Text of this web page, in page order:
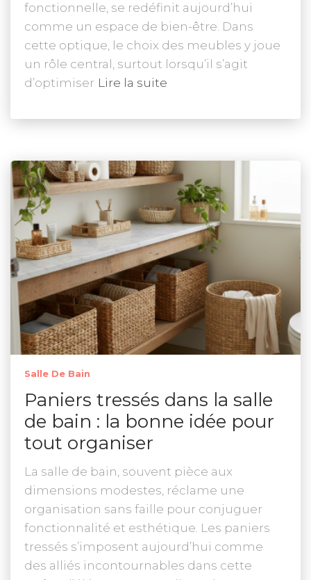
fonctionnelle, se redéfinit aujourd’hui
comme un espace de bien-être. Dans
cette optique, le choix des meubles y joue
un rôle central, surtout lorsqu’il s’agit
d’optimiser Lire la suite
Salle De Bain
Paniers tressés dans la salle
de bain : la bonne idée pour
tout organiser
La salle de bain, souvent pièce aux
dimensions modestes, réclame une
organisation sans faille pour conjuguer
fonctionnalité et esthétique. Les paniers
tressés s’imposent aujourd’hui comme
des alliés incontournables dans cette